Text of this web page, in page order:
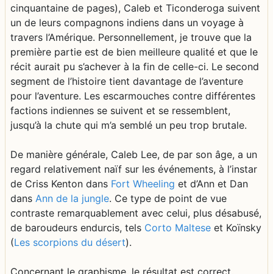
cinquantaine de pages), Caleb et Ticonderoga suivent
un de leurs compagnons indiens dans un voyage à
travers l’Amérique. Personnellement, je trouve que la
première partie est de bien meilleure qualité et que le
récit aurait pu s’achever à la fin de celle-ci. Le second
segment de l’histoire tient davantage de l’aventure
pour l’aventure. Les escarmouches contre différentes
factions indiennes se suivent et se ressemblent,
jusqu’à la chute qui m’a semblé un peu trop brutale.
De manière générale, Caleb Lee, de par son âge, a un
regard relativement naïf sur les événements, à l’instar
de Criss Kenton dans Fort Wheeling et d’Ann et Dan
dans Ann de la jungle. Ce type de point de vue
contraste remarquablement avec celui, plus désabusé,
de baroudeurs endurcis, tels Corto Maltese et Koïnsky
(Les scorpions du désert).
Concernant le graphisme, le résultat est correct,